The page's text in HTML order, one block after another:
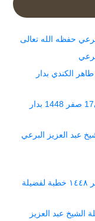
حفظه الله تعالى
للشيخ طاهر الكندي بدار
الإيمان بالقدر خطبة الشيخ حسين الشراعي في17 صفر 1448 بدار
لفضيلة الشيخ عبد العزيز البرعي
الخطوات العملية في الكمال بالدين في ١٠ صفر ١٤٤٨ خطبة لفضيلة
والدعاء 26 محرم 1448 لفضيلة الشيخ عبد العزيز